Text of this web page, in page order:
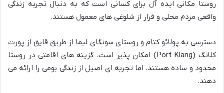
روستا مکانی ایده آل برای کسانی است که به دنبال تجربه زندگی
واقعی مردم محلی و فرار از شلوغی های معمول هستند.
دسترسی به پولائو کتام و روستای سونگای لیما از طریق قایق از پورت
کلانگ (Port Klang) امکان پذیر است. گزینه های اقامتی در روستا
محدود و ساده هستند، اما تجربه ای اصیل از زندگی بومی را ارائه می
دهند.